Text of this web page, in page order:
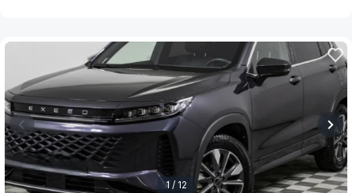
1 / 12